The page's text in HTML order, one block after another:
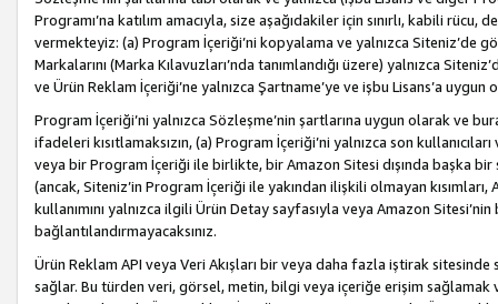
Programı’na katılım amacıyla, size aşağıdakiler için sınırlı, kabili
vermekteyiz: (a) Program İçeriği’ni kopyalama ve yalnızca Siteniz’de
Markalarını (Marka Kılavuzları’nda tanımlandığı üzere) yalnızca
ve Ürün Reklam İçeriği’ne yalnızca Şartname’ye ve işbu Lisans’a
Program İçeriği’ni yalnızca Sözleşme’nin şartlarına uygun olarak ve
ifadeleri kısıtlamaksızın, (a) Program İçeriği’ni yalnızca son
veya bir Program İçeriği ile birlikte, bir Amazon Sitesi dışında başka
(ancak, Siteniz’in Program İçeriği ile yakından ilişkili olmayan
kullanımını yalnızca ilgili Ürün Detay sayfasıyla veya Amazon
bağlantılandırmayacaksınız.
Ürün Reklam API veya Veri Akışları bir veya daha fazla iştirak
sağlar. Bu türden veri, görsel, metin, bilgi veya içeriğe erişim sağlamak